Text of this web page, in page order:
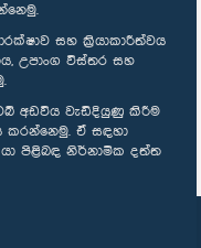
සහ ක්‍රියාකාරීත්වය
උපාංග විස්තර සහ
අඩවිය වැඩිදියුණු කිරීම
කරන්නෙමු. ඒ සඳහා
පිළිබඳ නිර්නාමික දත්ත